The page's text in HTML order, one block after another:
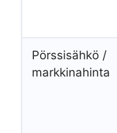
Pörssisähkö /
markkinahinta